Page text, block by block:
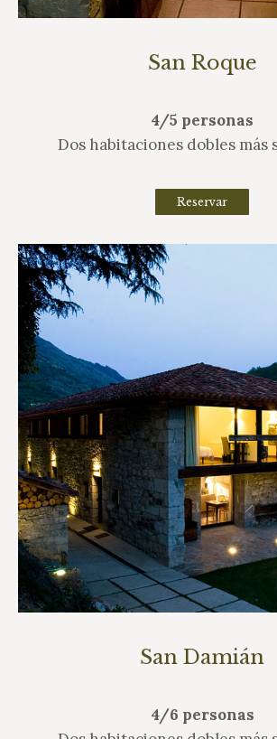
San Roque
4/5 personas
Dos habitaciones dobles más
Reservar
San Damián
4/6 personas